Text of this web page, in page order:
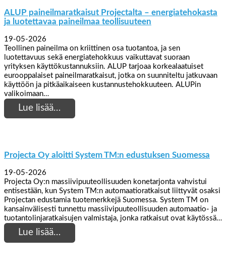
ALUP paineilmaratkaisut Projectalta – energiatehokasta
ja luotettavaa paineilmaa teollisuuteen
19-05-2026
Teollinen paineilma on kriittinen osa tuotantoa, ja sen
luotettavuus sekä energiatehokkuus vaikuttavat suoraan
yrityksen käyttökustannuksiin. ALUP tarjoaa korkealaatuiset
eurooppalaiset paineilmaratkaisut, jotka on suunniteltu jatkuvaan
käyttöön ja pitkäaikaiseen kustannustehokkuuteen. ALUPin
valikoimaan…
Lue lisää…
Projecta Oy aloitti System TM:n edustuksen Suomessa
19-05-2026
Projecta Oy:n massiivipuuteollisuuden konetarjonta vahvistui
entisestään, kun System TM:n automaatioratkaisut liittyvät osaksi
Projectan edustamia tuotemerkkejä Suomessa. System TM on
kansainvälisesti tunnettu massiivipuuteollisuuden automaatio- ja
tuotantolinjaratkaisujen valmistaja, jonka ratkaisut ovat käytössä…
Lue lisää…